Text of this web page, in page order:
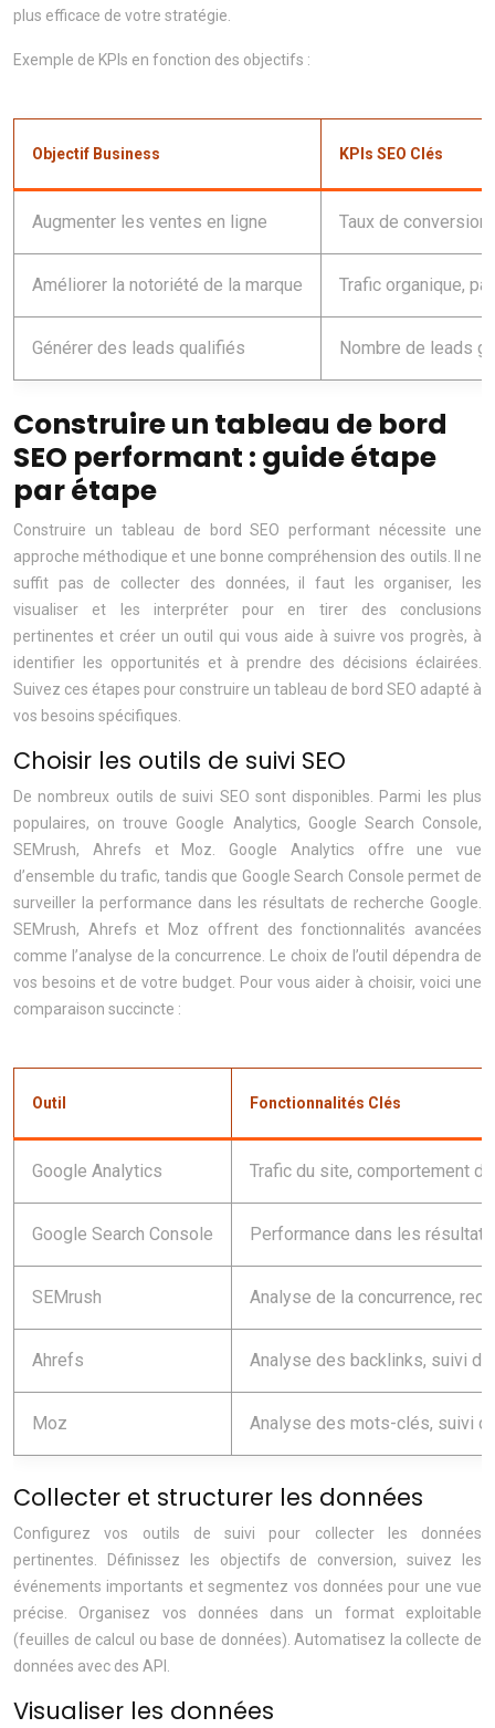
plus efficace de votre stratégie.
Exemple de KPIs en fonction des objectifs :
Objectif Business KPIs SEO Clés
Augmenter les ventes en ligne Taux de conversion
Améliorer la notoriété de la marque Trafic organique,
Générer des leads qualifiés Nombre de leads
Construire un tableau de bord
SEO performant : guide étape
par étape
Construire un tableau de bord SEO performant nécessite une
approche méthodique et une bonne compréhension des outils. Il ne
suffit pas de collecter des données, il faut les organiser, les
visualiser et les interpréter pour en tirer des conclusions
pertinentes et créer un outil qui vous aide à suivre vos progrès, à
identifier les opportunités et à prendre des décisions éclairées.
Suivez ces étapes pour construire un tableau de bord SEO adapté à
vos besoins spécifiques.
Choisir les outils de suivi SEO
De nombreux outils de suivi SEO sont disponibles. Parmi les plus
populaires, on trouve Google Analytics, Google Search Console,
SEMrush, Ahrefs et Moz. Google Analytics offre une vue
d’ensemble du trafic, tandis que Google Search Console permet de
surveiller la performance dans les résultats de recherche Google.
SEMrush, Ahrefs et Moz offrent des fonctionnalités avancées
comme l’analyse de la concurrence. Le choix de l’outil dépendra de
vos besoins et de votre budget. Pour vous aider à choisir, voici une
comparaison succincte :
Outil Fonctionnalités Clés
Google Analytics Trafic du site, comportement
Google Search Console Performance dans les
SEMrush Analyse de la concurrence,
Ahrefs Analyse des backlinks, suivi
Moz Analyse des mots-clés, suivi
Collecter et structurer les données
Configurez vos outils de suivi pour collecter les données
pertinentes. Définissez les objectifs de conversion, suivez les
événements importants et segmentez vos données pour une vue
précise. Organisez vos données dans un format exploitable
(feuilles de calcul ou base de données). Automatisez la collecte de
données avec des API.
Visualiser les données